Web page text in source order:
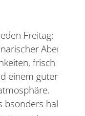
Freitag:
Abend
frisch
einem guten
halt!“